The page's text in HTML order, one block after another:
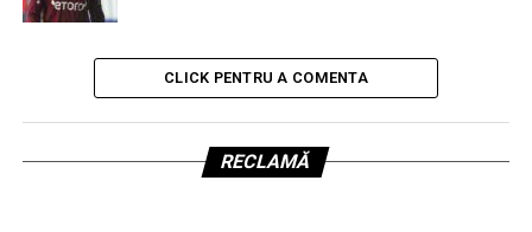
CLICK PENTRU A COMENTA
RECLAMĂ